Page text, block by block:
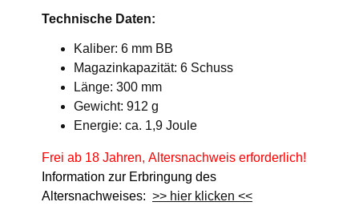
Technische Daten:
Kaliber: 6 mm BB
Magazinkapazität: 6 Schuss
Länge: 300 mm
Gewicht: 912 g
Energie: ca. 1,9 Joule
Frei ab 18 Jahren, Altersnachweis erforderlich!
Information zur Erbringung des
Altersnachweises: >> hier klicken <<